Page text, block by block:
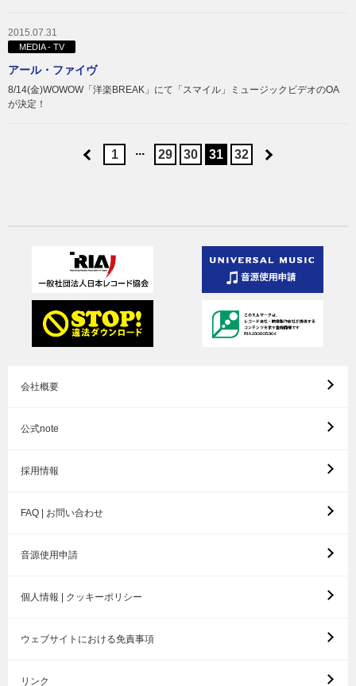
2015.07.31
MEDIA - TV
アール・ファイヴ
8/14(金)WOWOW「洋楽BREAK」にて「スマイル」ミュージックビデオのOA
が決定！
1 ... 29 30 31 32
会社概要
公式note
採用情報
FAQ | お問い合わせ
音源使用申請
個人情報 | クッキーポリシー
ウェブサイトにおける免責事項
リンク